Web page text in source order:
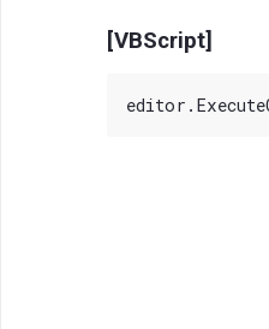
[VBScript]